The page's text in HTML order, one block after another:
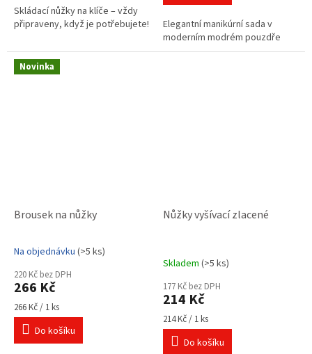
hvězdiček.
Skládací nůžky na klíče – vždy
připraveny, když je potřebujete!
Elegantní manikúrní sada v
moderním modrém pouzdře
Novinka
Brousek na nůžky
Průměrné
hodnocení
produktu
je
3,0
z
hvězdiček.
Na objednávku (>5 ks)
220 Kč bez DPH
266 Kč
Měrná
cena:
266 Kč / 1 ks
Do košíku
Nůžky vyšívací zlacené
Skladem (>5 ks)
177 Kč bez DPH
214 Kč
Měrná
cena:
214 Kč / 1 ks
Do košíku